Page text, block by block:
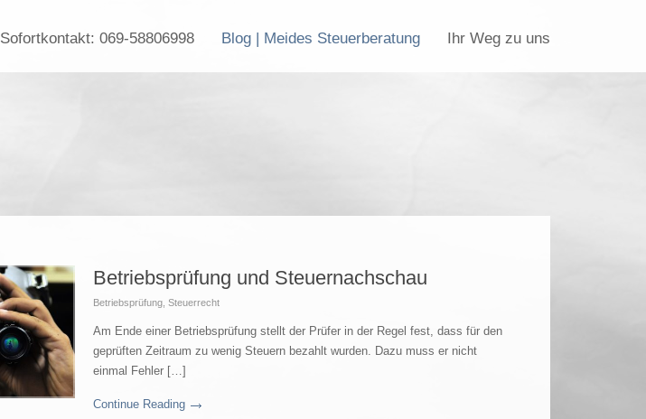
Sofortkontakt: 069-58806998 Blog | Meides Steuerberatung Ihr Weg zu uns
Betriebsprüfung und Steuernachschau
Betriebsprüfung Steuerrecht
Am Ende einer Betriebsprüfung stellt der Prüfer in der Regel fest, dass für den
geprüften Zeitraum zu wenig Steuern bezahlt wurden. Dazu muss er nicht
einmal Fehler […]
Continue Reading